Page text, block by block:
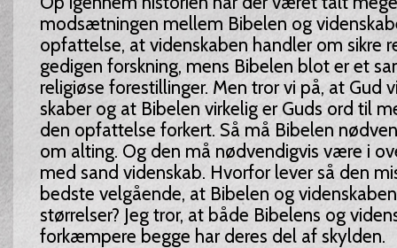
modsætningen mellem Bibelen og
opfattelse, at videnskaben handler om sikre
gedigen forskning, mens Bibelen blot er et
religiøse forestillinger. Men tror vi på, at Gud
skaber og at Bibelen virkelig er Guds ord til
den opfattelse forkert. Så må Bibelen
om alting. Og den må nødvendigvis være i
med sand videnskab. Hvorfor lever så den
bedste velgående, at Bibelen og
størrelser? Jeg tror, at både Bibelens og
forkæmpere begge har deres del af skylden.